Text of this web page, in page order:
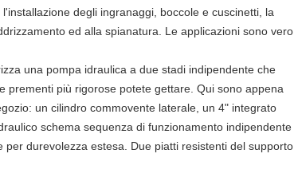
degli ingranaggi, boccole e cuscinetti, la
ed alla spianatura. Le applicazioni sono vero
una pompa idraulica a due stadi indipendente che
prementi più rigorose potete gettare. Qui sono appena
un cilindro commovente laterale, un 4" integrato
schema sequenza di funzionamento indipendente
durevolezza estesa. Due piatti resistenti del supporto